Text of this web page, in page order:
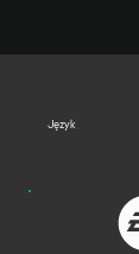
Język